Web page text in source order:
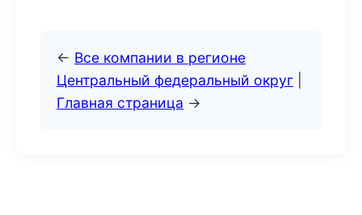
← Все компании в регионе
Центральный федеральный округ
Главная страница →